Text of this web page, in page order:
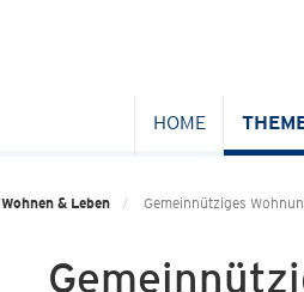
HOME
Wohnen & Leben Gemeinnütziges